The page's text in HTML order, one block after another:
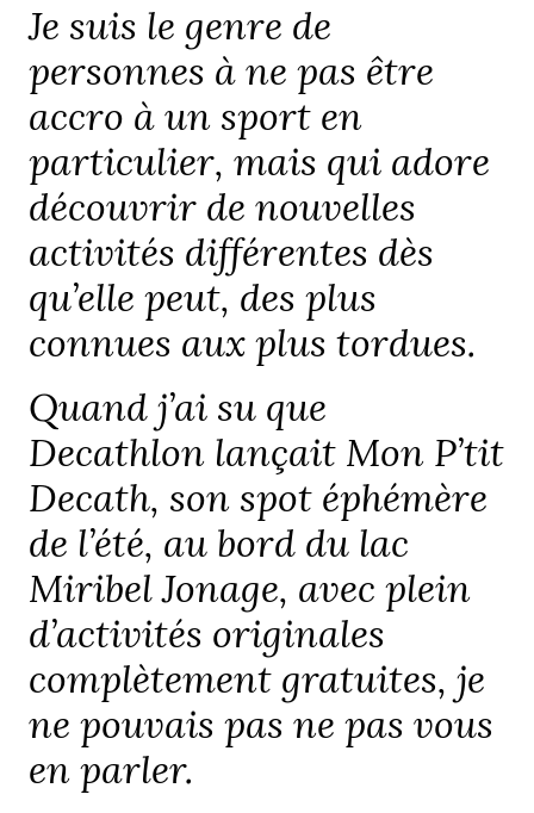
Je suis le genre de
personnes à ne pas être
accro à un sport en
particulier, mais qui adore
découvrir de nouvelles
activités différentes dès
qu’elle peut, des plus
connues aux plus tordues.
Quand j’ai su que
Decathlon lançait Mon P’tit
Decath, son spot éphémère
de l’été, au bord du lac
Miribel Jonage, avec plein
d’activités originales
complètement gratuites, je
ne pouvais pas ne pas vous
en parler.